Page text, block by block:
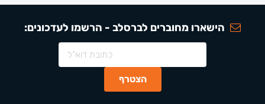
הישארו מחוברים לברסלב - הרשמו לעדכונים: